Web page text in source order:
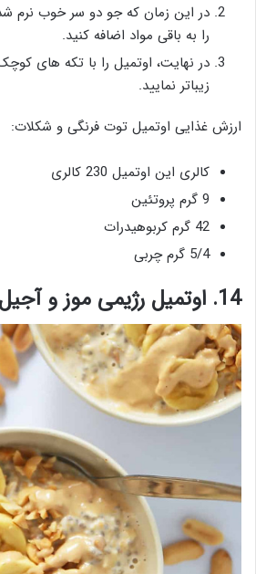
در این زمان که جو دو سر خوب نرم
را به باقی مواد اضافه کنید.
در نهایت، اوتمیل را با تکه های
زیباتر نمایید.
ارزش غذایی اوتمیل توت فرنگی و شکلات:
کالری این اوتمیل 230 کالری
9 گرم پروتئین
42 گرم کربوهیدرات
5/4 گرم چربی
14. اوتمیل رژیمی موز و آجیل